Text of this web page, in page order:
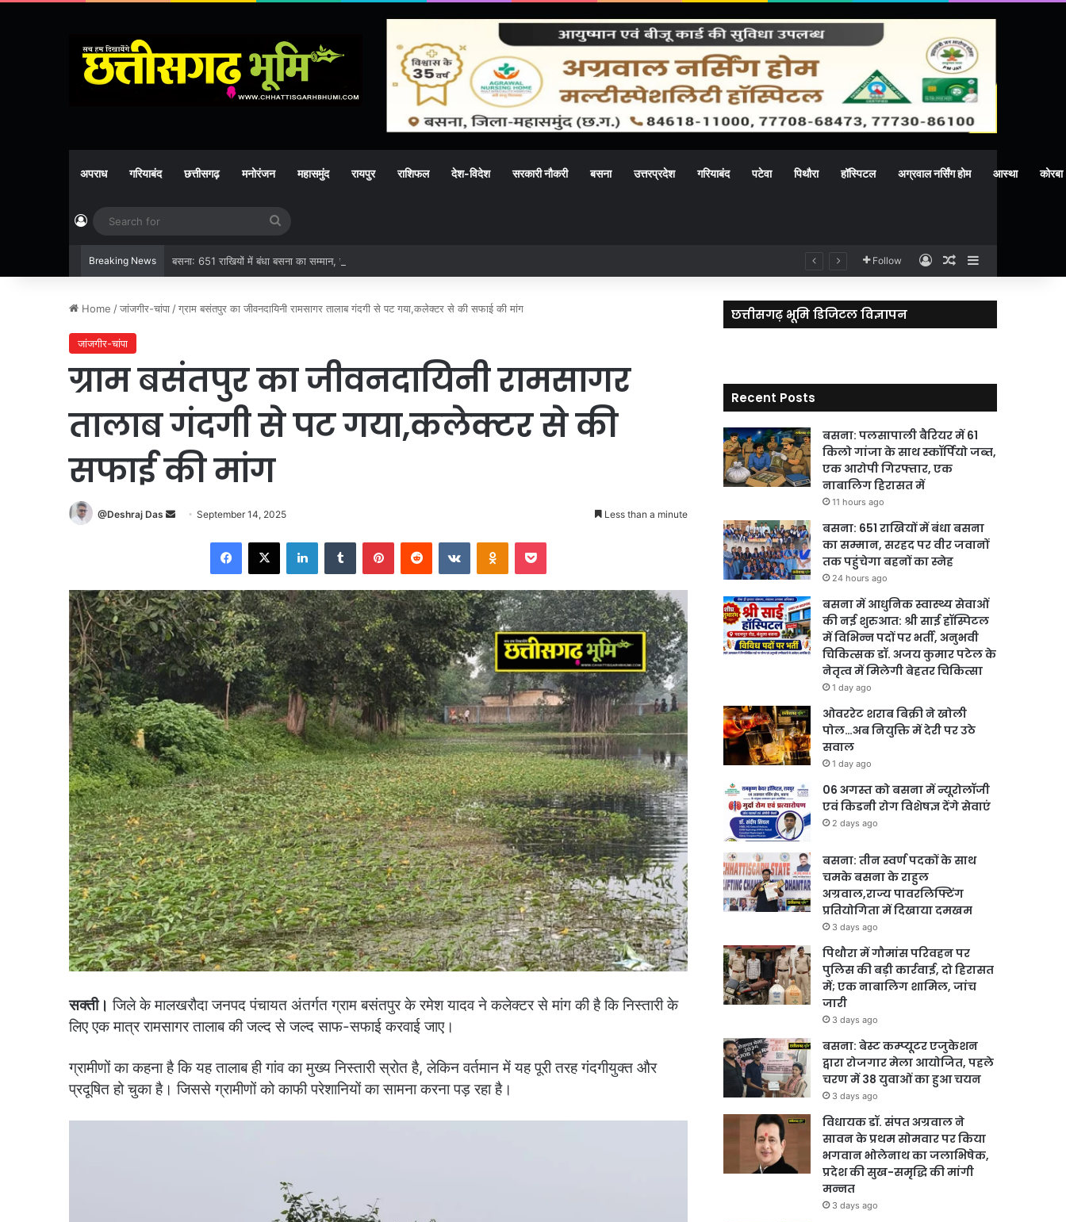
अपराध गरियाबंद छत्तीसगढ़ मनोरंजन महासमुंद रायपुर राशिफल देश-विदेश सरकारी नौकरी बसना उत्तरप्रदेश गरियाबंद पटेवा पिथौरा हॉस्पिटल अग्रवाल नर्सिंग होम आस्था कोरबा
Log In
Breaking News बसना: 651 राखियों में बंधा बसना का सम्मान, सरहद पर वीर जवानों तक पहुंचेगा बहनों का स्नेह Follow Log InRandom Article
Sidebar
Home /जांजगीर-चांपा /ग्राम बसंतपुर का जीवनदायिनी रामसागर तालाब गंदगी से पट गया,कलेक्टर से की सफाई की मांग
जांजगीर-चांपा
ग्राम बसंतपुर का जीवनदायिनी रामसागर
तालाब गंदगी से पट गया,कलेक्टर से की
सफाई की मांग
@Deshraj Das
Send September 14, 2025 Less than a minute
Facebook
X LinkedInTumblr PinterestReddit VKontakteOdnoklassniki
Pocket
सक्ती। जिले के मालखरौदा जनपद पंचायत अंतर्गत ग्राम बसंतपुर के रमेश यादव ने कलेक्टर से मांग की है कि निस्तारी के
लिए एक मात्र रामसागर तालाब की जल्द से जल्द साफ-सफाई करवाई जाए।
ग्रामीणों का कहना है कि यह तालाब ही गांव का मुख्य निस्तारी स्रोत है, लेकिन वर्तमान में यह पूरी तरह गंदगीयुक्त और
प्रदूषित हो चुका है। जिससे ग्रामीणों को काफी परेशानियों का सामना करना पड़ रहा है।
छत्तीसगढ़ भूमि डिजिटल विज्ञापन
Recent Posts
बसना: पलसापाली बैरियर में 61
किलो गांजा के साथ स्कॉर्पियो जब्त,
एक आरोपी गिरफ्तार, एक
नाबालिग हिरासत में
11 hours ago
बसना: 651 राखियों में बंधा बसना
का सम्मान, सरहद पर वीर जवानों
तक पहुंचेगा बहनों का स्नेह
24 hours ago
बसना में आधुनिक स्वास्थ्य सेवाओं
की नई शुरुआत: श्री साई हॉस्पिटल
में विभिन्न पदों पर भर्ती, अनुभवी
चिकित्सक डॉ. अजय कुमार पटेल के
नेतृत्व में मिलेगी बेहतर चिकित्सा
1 day ago
ओवररेट शराब बिक्री ने खोली
पोल…अब नियुक्ति में देरी पर उठे
सवाल
1 day ago
06 अगस्त को बसना में न्यूरोलॉजी
एवं किडनी रोग विशेषज्ञ देंगे सेवाएं
2 days ago
बसना: तीन स्वर्ण पदकों के साथ
चमके बसना के राहुल
अग्रवाल,राज्य पावरलिफ्टिंग
प्रतियोगिता में दिखाया दमखम
3 days ago
पिथौरा में गौमांस परिवहन पर
पुलिस की बड़ी कार्रवाई, दो हिरासत
में; एक नाबालिग शामिल, जांच
जारी
3 days ago
बसना: बेस्ट कम्प्यूटर एजुकेशन
द्वारा रोजगार मेला आयोजित, पहले
चरण में 38 युवाओं का हुआ चयन
3 days ago
विधायक डॉ. संपत अग्रवाल ने
सावन के प्रथम सोमवार पर किया
भगवान भोलेनाथ का जलाभिषेक,
प्रदेश की सुख-समृद्धि की मांगी
मन्नत
3 days ago